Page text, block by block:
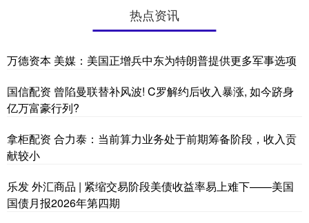
热点资讯
万德资本 美媒：美国正增兵中东为特朗普提供更多军事选项
国信配资 曾陷曼联替补风波! C罗解约后收入暴涨, 如今跻身
亿万富豪行列?
拿柜配资 合力泰：当前算力业务处于前期筹备阶段，收入贡
献较小
乐发 外汇商品 | 紧缩交易阶段美债收益率易上难下——美国
国债月报2026年第四期